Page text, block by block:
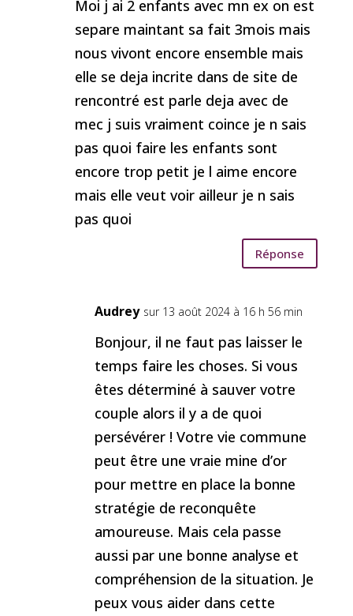
Moi j ai 2 enfants avec mn ex on est
separe maintant sa fait 3mois mais
nous vivont encore ensemble mais
elle se deja incrite dans de site de
rencontré est parle deja avec de
mec j suis vraiment coince je n sais
pas quoi faire les enfants sont
encore trop petit je l aime encore
mais elle veut voir ailleur je n sais
pas quoi
Réponse
Audrey sur 13 août 2024 à 16 h 56 min
Bonjour, il ne faut pas laisser le
temps faire les choses. Si vous
êtes déterminé à sauver votre
couple alors il y a de quoi
persévérer ! Votre vie commune
peut être une vraie mine d’or
pour mettre en place la bonne
stratégie de reconquête
amoureuse. Mais cela passe
aussi par une bonne analyse et
compréhension de la situation. Je
peux vous aider dans cette